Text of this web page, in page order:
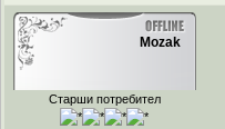
Mozak
Старши потребител